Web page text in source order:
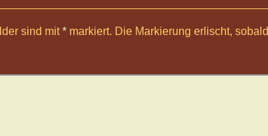
sind mit* markiert. Die Markierung erlischt, sobald